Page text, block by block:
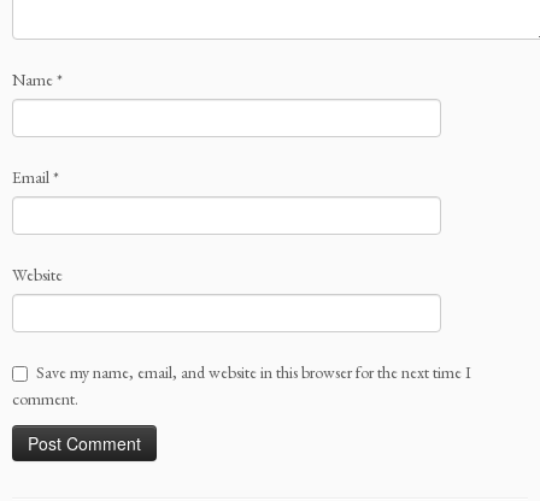
Name*
Email*
Website
Save my name, email, and website in this browser for the next time I
comment.